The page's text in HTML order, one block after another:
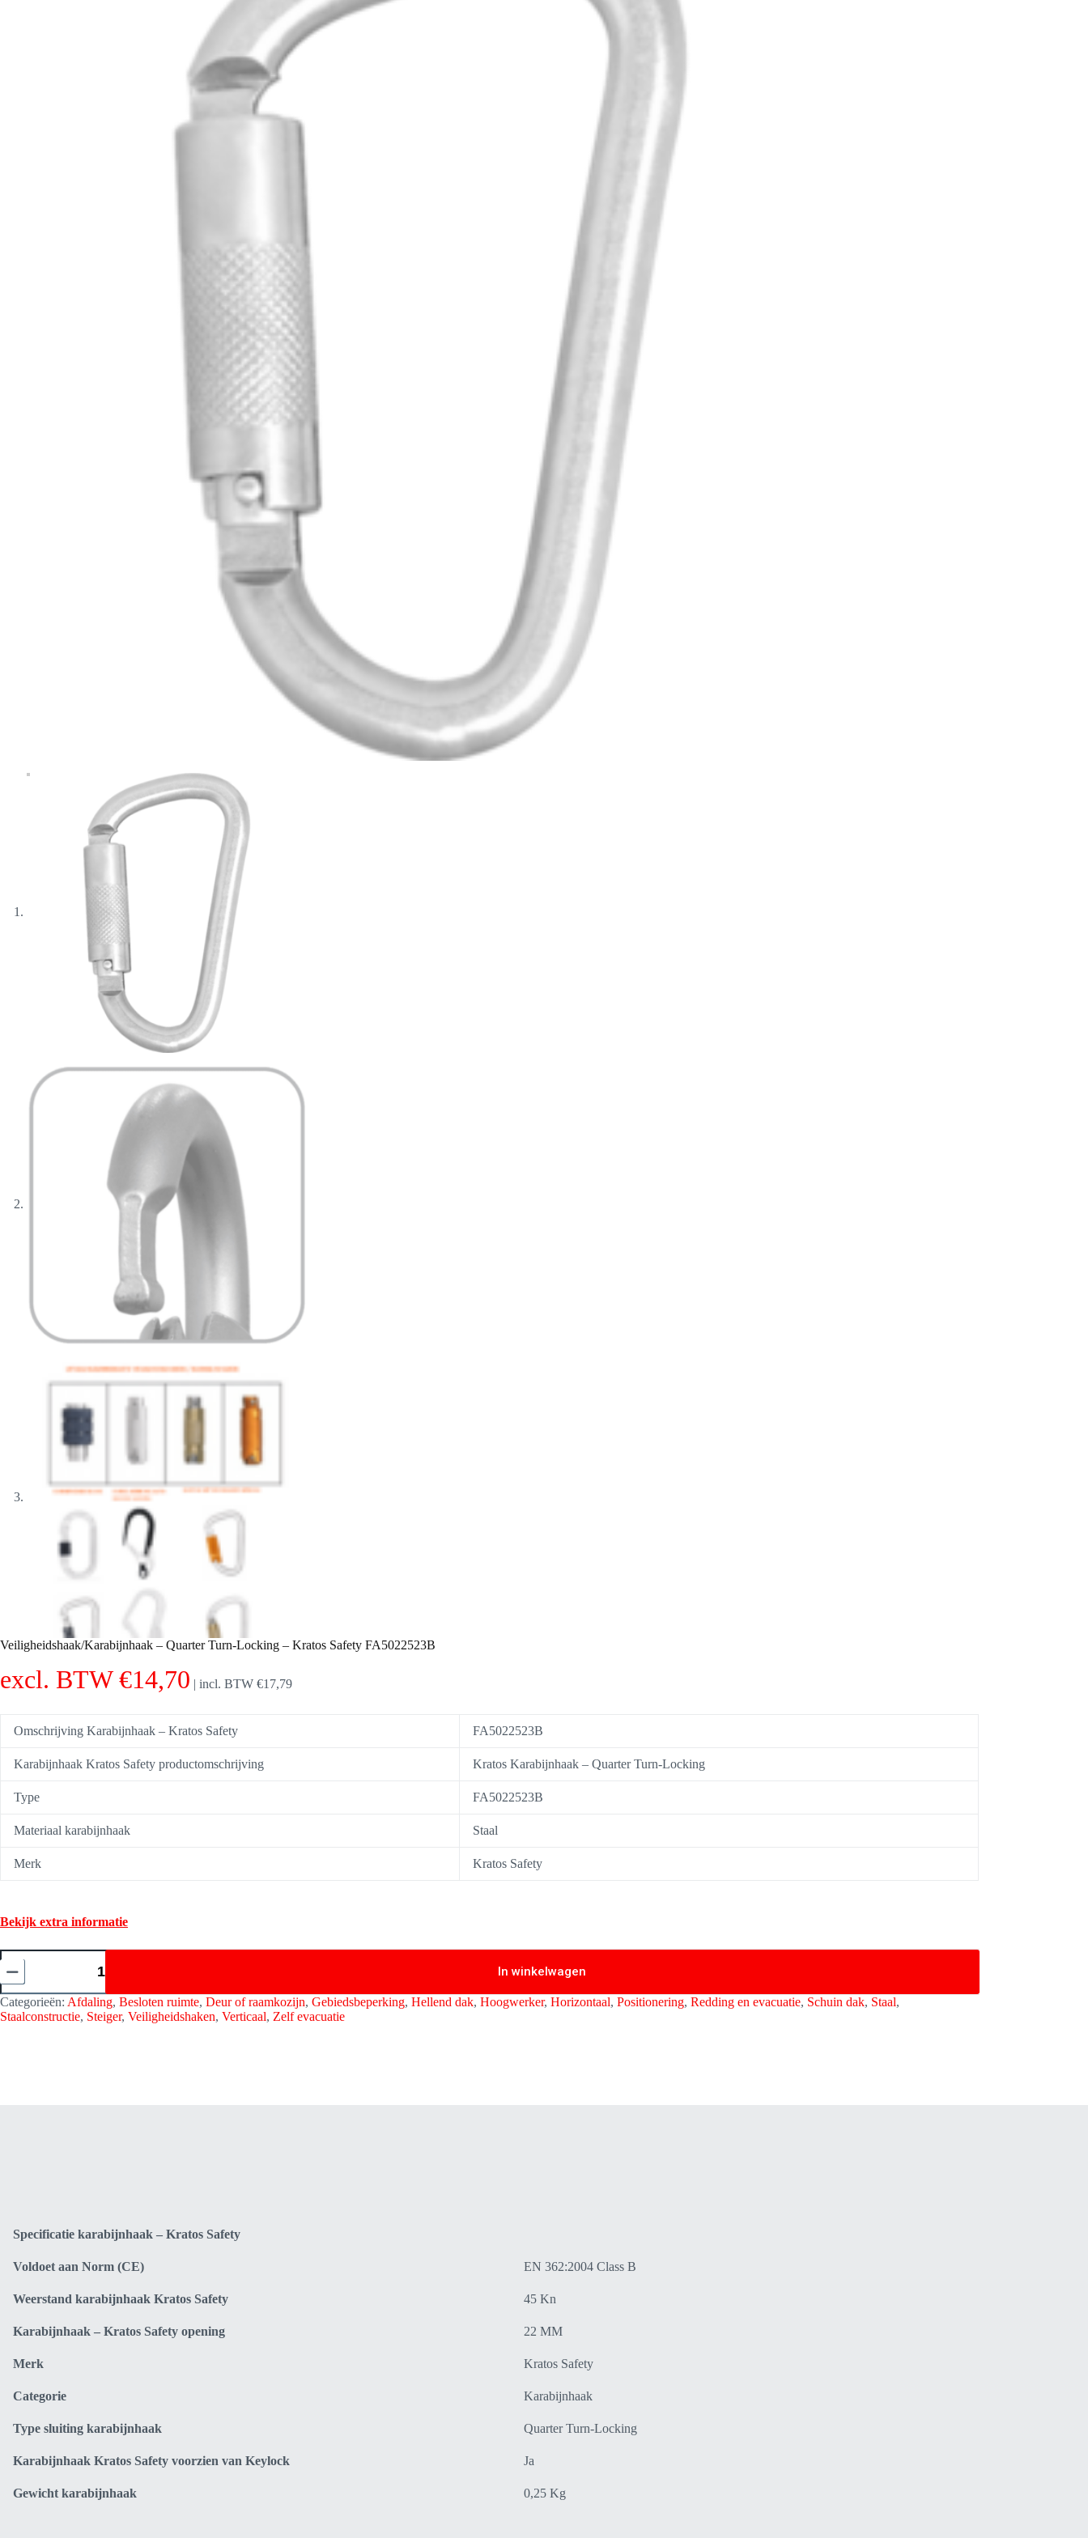
Veiligheidshaak/Karabijnhaak – Quarter Turn-Locking – Kratos Safety FA5022523B
excl. BTW€14,70 | incl. BTW €17,79
Omschrijving Karabijnhaak – Kratos Safety FA5022523B
Karabijnhaak Kratos Safety productomschrijving Kratos Karabijnhaak – Quarter Turn-Locking
Type FA5022523B
Materiaal karabijnhaak Staal
Merk Kratos Safety
Bekijk extra informatie
Veiligheidshaak/Karabijnhaak
Quarter
Turn-
Locking
-
In winkelwagen
Categorieën: Afdaling, Besloten ruimte, Deur of raamkozijn, Gebiedsbeperking, Hellend dak, Hoogwerker, Horizontaal, Positionering, Redding en evacuatie, Schuin dak, Staal,
Staalconstructie, Steiger, Veiligheidshaken, Verticaal, Zelf evacuatie
Specificatie karabijnhaak – Kratos Safety
Voldoet aan Norm (CE) EN 362:2004 Class B
Weerstand karabijnhaak Kratos Safety 45 Kn
Karabijnhaak – Kratos Safety opening 22 MM
Merk Kratos Safety
Categorie Karabijnhaak
Type sluiting karabijnhaak Quarter Turn-Locking
Karabijnhaak Kratos Safety voorzien van Keylock Ja
Gewicht karabijnhaak 0,25 Kg